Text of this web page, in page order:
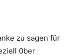
zu sagen für
0ber